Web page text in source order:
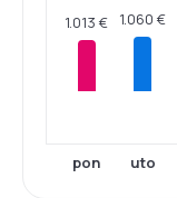
1.013 €
pon
1.060 €
uto